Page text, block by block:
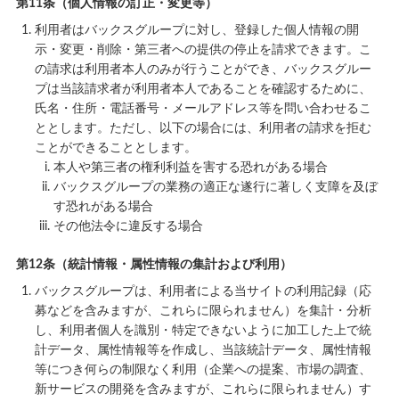
第11条（個人情報の訂正・変更等）
利用者はバックスグループに対し、登録した個人情報の開
示・変更・削除・第三者への提供の停止を請求できます。こ
の請求は利用者本人のみが行うことができ、バックスグルー
プは当該請求者が利用者本人であることを確認するために、
氏名・住所・電話番号・メールアドレス等を問い合わせるこ
ととします。ただし、以下の場合には、利用者の請求を拒む
ことができることとします。
本人や第三者の権利利益を害する恐れがある場合
バックスグループの業務の適正な遂行に著しく支障を及ぼ
す恐れがある場合
その他法令に違反する場合
第12条（統計情報・属性情報の集計および利用）
バックスグループは、利用者による当サイトの利用記録（応
募などを含みますが、これらに限られません）を集計・分析
し、利用者個人を識別・特定できないように加工した上で統
計データ、属性情報等を作成し、当該統計データ、属性情報
等につき何らの制限なく利用（企業への提案、市場の調査、
新サービスの開発を含みますが、これらに限られません）す